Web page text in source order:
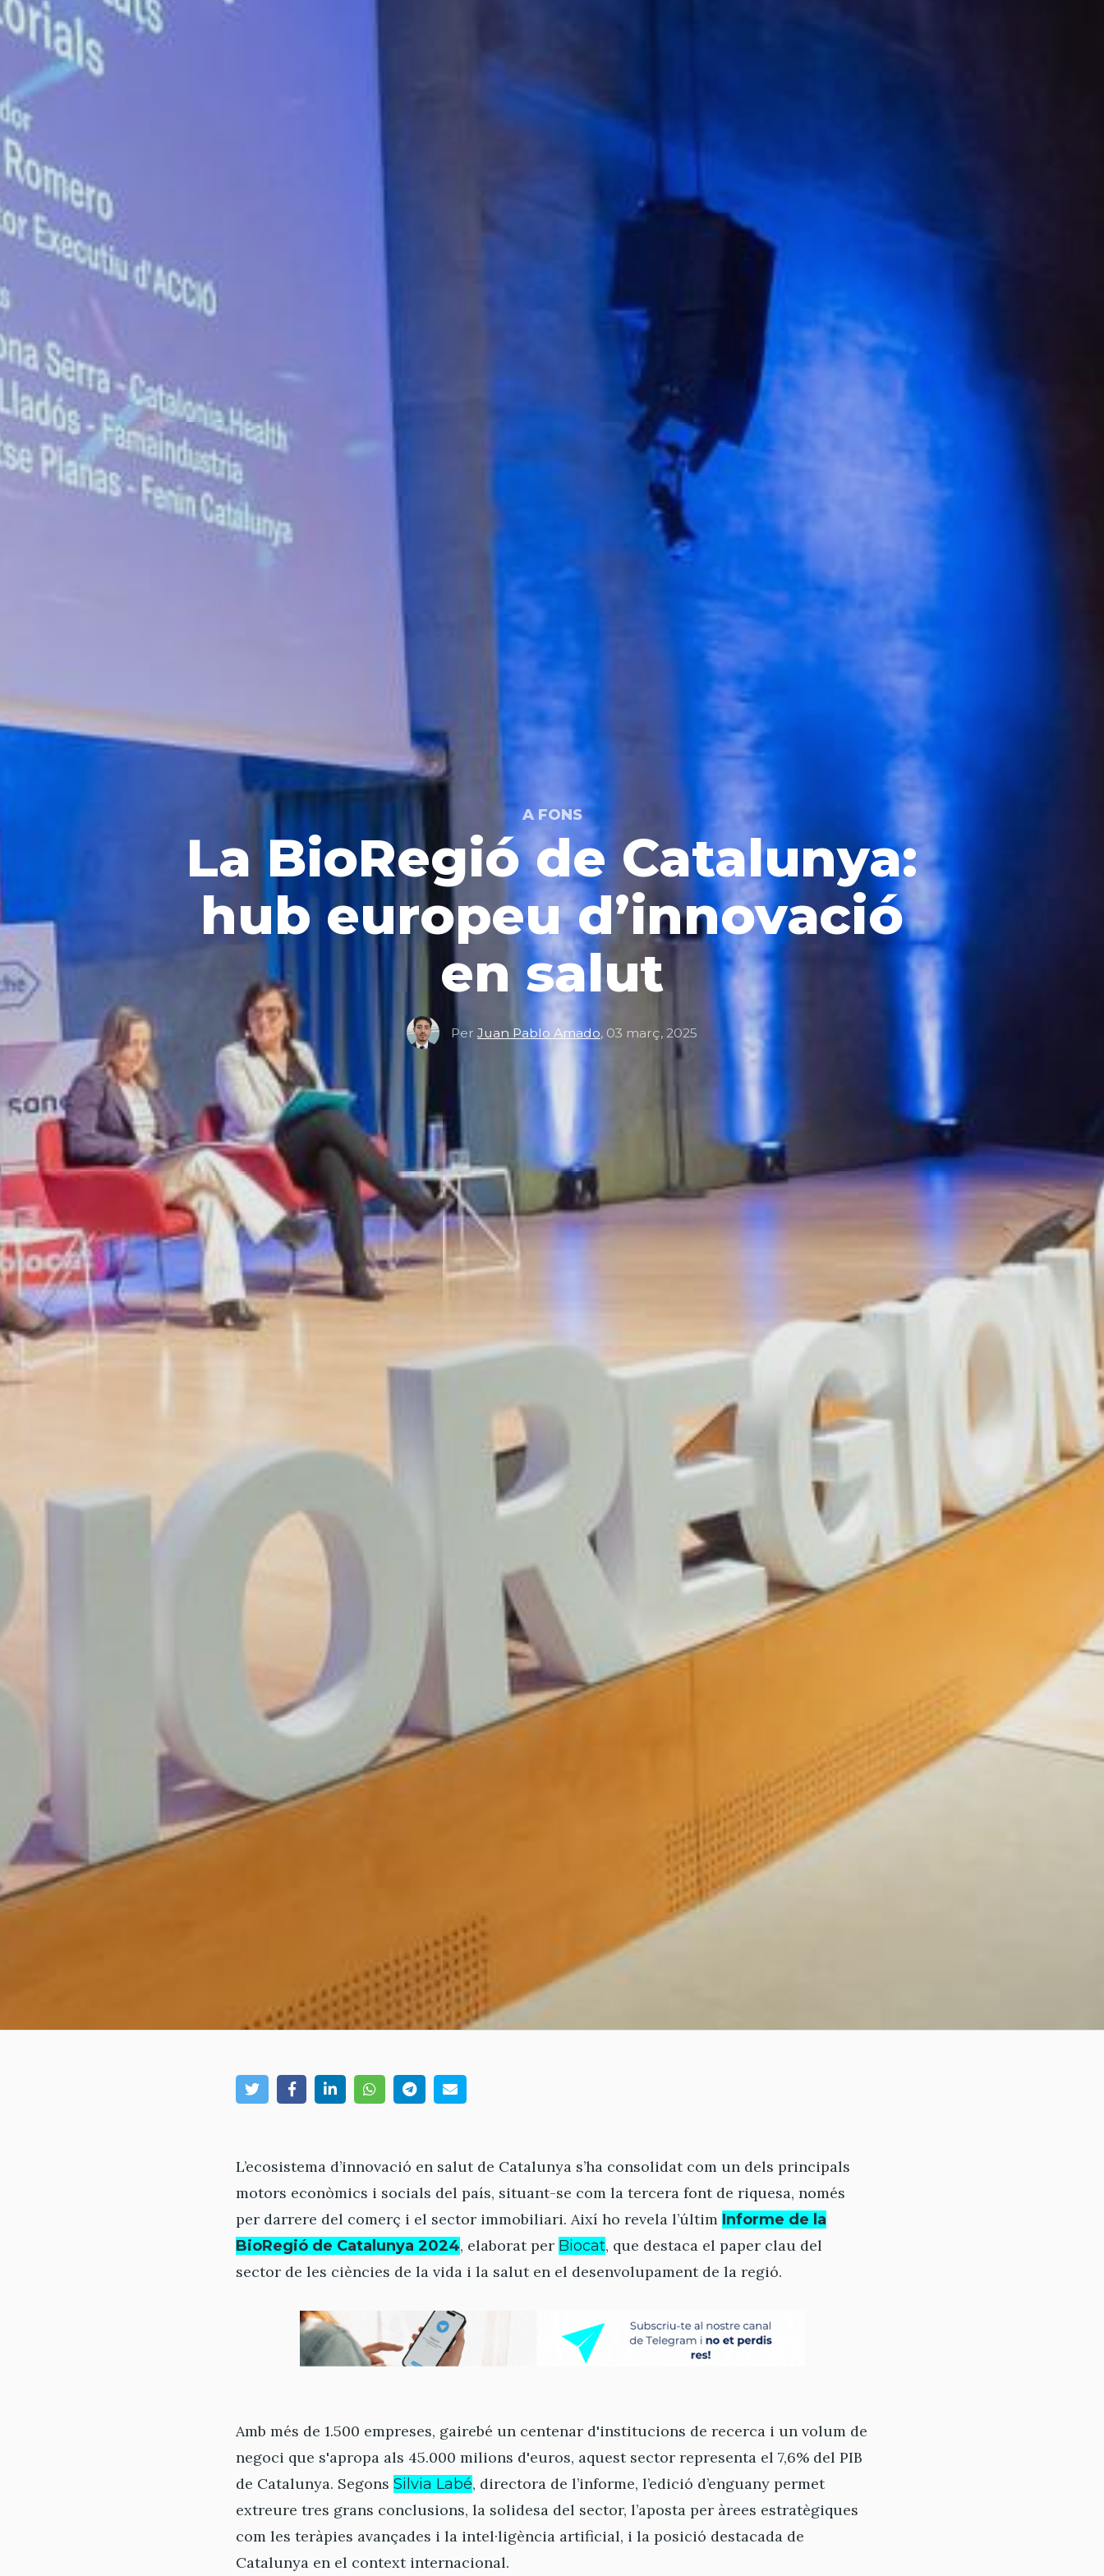
A FONS
La BioRegió de Catalunya:
hub europeu d’innovació
en salut
Per Juan Pablo Amado, 03 març, 2025
L’ecosistema d’innovació en salut de Catalunya s’ha consolidat com un dels principals
motors econòmics i socials del país, situant-se com la tercera font de riquesa, només
per darrere del comerç i el sector immobiliari. Així ho revela l’últim Informe de la
BioRegió de Catalunya 2024, elaborat per Biocat, que destaca el paper clau del
sector de les ciències de la vida i la salut en el desenvolupament de la regió.
Amb més de 1.500 empreses, gairebé un centenar d'institucions de recerca i un volum de
negoci que s'apropa als 45.000 milions d'euros, aquest sector representa el 7,6% del PIB
de Catalunya. Segons Silvia Labé, directora de l’informe, l’edició d’enguany permet
extreure tres grans conclusions, la solidesa del sector, l’aposta per àrees estratègiques
com les teràpies avançades i la intel·ligència artificial, i la posició destacada de
Catalunya en el context internacional.